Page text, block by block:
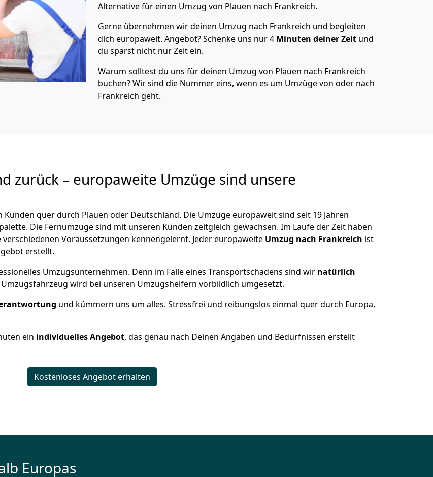
Alternative für einen Umzug von Plauen nach Frankreich.
Gerne übernehmen wir deinen Umzug nach Frankreich und begleiten
dich europaweit. Angebot? Schenke uns nur4 Minuten deiner Zeit und
du sparst nicht nur Zeit ein.
Warum solltest du uns für deinen Umzug von Plauen nach Frankreich
buchen? Wir sind die Nummer eins, wenn es um Umzüge von oder nach
Frankreich geht.
zurück – europaweite Umzüge sind unsere
Kunden quer durch Plauen oder Deutschland. Die Umzüge europaweit sind seit 19 Jahren
Die Fernumzüge sind mit unseren Kunden zeitgleich gewachsen. Im Laufe der Zeit haben
Voraussetzungen kennengelernt. Jeder europaweite Umzug nach Frankreich ist
erstellt.
Umzugsunternehmen. Denn im Falle eines Transportschadens sind wir natürlich
wird bei unseren Umzugshelfern vorbildlich umgesetzt.
und kümmern uns um alles. Stressfrei und reibungslos einmal quer durch Europa,
ein individuelles Angebot, das genau nach Deinen Angaben und Bedürfnissen erstellt
Kostenloses Angebot erhalten
Europas